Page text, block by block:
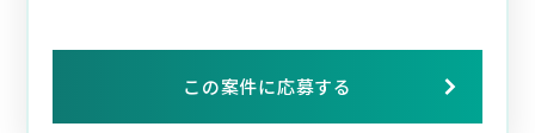
この案件に応募する